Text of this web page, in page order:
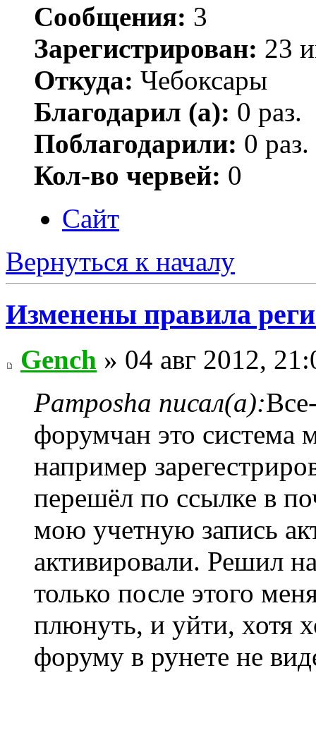
Сообщения: 3
Зарегистрирован: 23
Откуда: Чебоксары
Благодарил (а): 0 раз.
Поблагодарили: 0 раз.
Кол-во червей: 0
Сайт
Вернуться к началу
Изменены правила
Gench » 04 авг 2012,
Pamposha писал(а):
форумчан это система
например
перешёл по ссылке в
мою учетную запись
активировали. Решил
только после этого
плюнуть, и уйти, хотя
форуму в рунете не